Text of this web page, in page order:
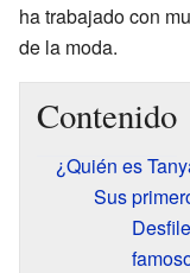
ha trabajado con
de la moda.
Contenido
¿Quién es
Sus